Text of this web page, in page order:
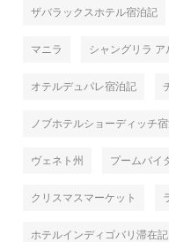
ザバラックスホテル宿泊記
マニラ シャングリラ
オテルデュパレ宿泊記
ノブホテルショーディッチ
ヴェネト州 プームバイ
クリスマスマーケット
ホテルインディゴバリ滞在記